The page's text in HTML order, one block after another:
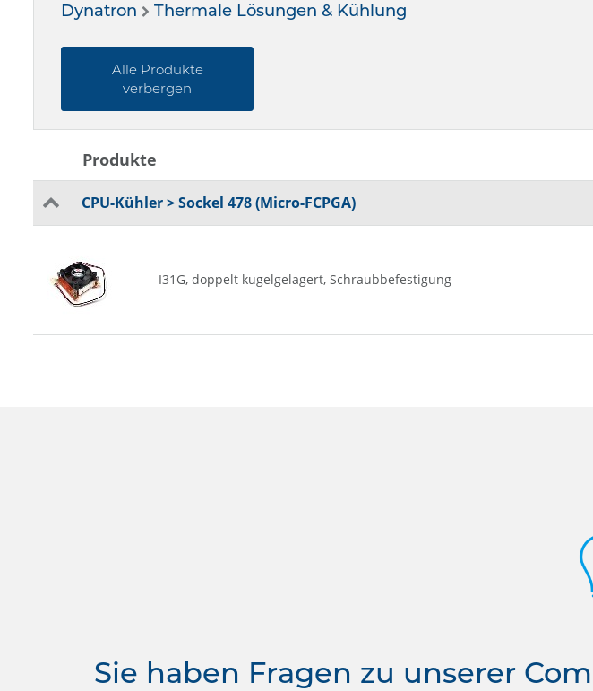
Dynatron Thermale Lösungen & Kühlung
Alle Produkte
verbergen
Produkte
CPU-Kühler > Sockel 478 (Micro-FCPGA)
I31G, doppelt kugelgelagert, Schraubbefestigung
Sie haben Fragen zu unserer